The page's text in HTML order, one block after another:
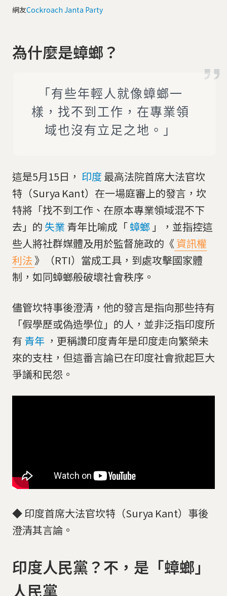
網友Cockroach Janta Party
為什麼是蟑螂？
「有些年輕人就像蟑螂一
樣，找不到工作，在專業領
域也沒有立足之地。」
這是5月15日， 印度 最高法院首席大法官坎
特（Surya Kant）在一場庭審上的發言，坎
特將「找不到工作、在原本專業領域混不下
去」的 失業 青年比喻成「蟑螂 」，並指控這
些人將社群媒體及用於監督施政的《 資訊權
利法 》（RTI）當成工具，到處攻擊國家體
制，如同蟑螂般破壞社會秩序。
儘管坎特事後澄清，他的發言是指向那些持有
「假學歷或偽造學位」的人，並非泛指印度所
有 青年 ，更稱讚印度青年是印度走向繁榮未
來的支柱，但這番言論已在印度社會掀起巨大
爭議和民怨。
◆ 印度首席大法官坎特（Surya Kant）事後
澄清其言論。
印度人民黨？不，是「蟑螂」
人民黨